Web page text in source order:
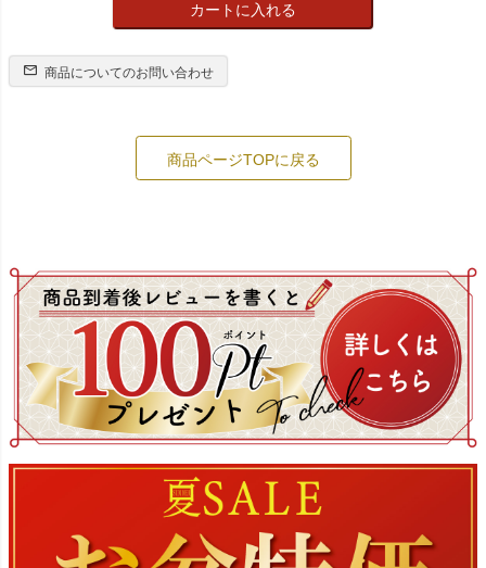
カートに入れる
商品についてのお問い合わせ
商品ページTOPに戻る